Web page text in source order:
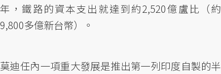
年，鐵路的資本支出就達到約2,520億盧比（約
9,800多億新台幣）。
莫迪任內一項重大發展是推出第一列印度自製的半